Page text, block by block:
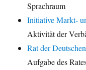
Sprachraum
Initiative Markt-
Aktivität der
Rat der
Aufgabe des